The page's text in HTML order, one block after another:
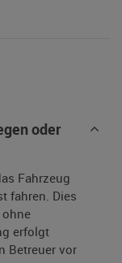
oder
Fahrzeug
fahren. Dies
erfolgt
Betreuer vor